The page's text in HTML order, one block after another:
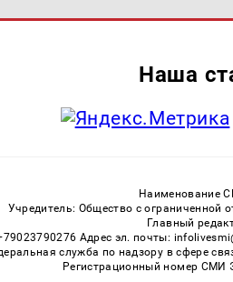
Наша
Наименование
Учредитель: Общество с ограниченной
Главный
Адрес эл. почты:
служба по надзору в сфере
Регистрационный номер СМИ